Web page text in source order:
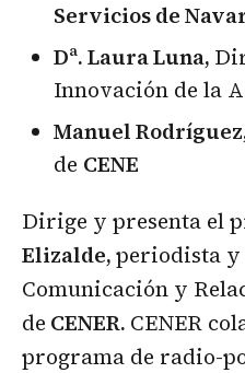
Servicios de
Dª. Laura Luna,
Innovación de la
Manuel
de CENE
Dirige y presenta el
Elizalde,periodista
Comunicación y
de CENER. CENER
programa de radio-